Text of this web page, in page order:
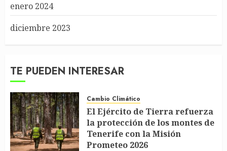
enero 2024
diciembre 2023
TE PUEDEN INTERESAR
Cambio Climático
El Ejército de Tierra refuerza
la protección de los montes de
Tenerife con la Misión
Prometeo 2026